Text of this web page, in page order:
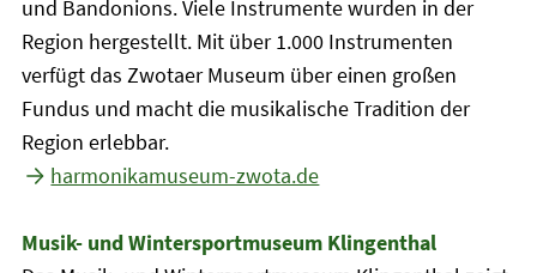
und Bandonions. Viele Instrumente wurden in der
Region hergestellt. Mit über 1.000 Instrumenten
verfügt das Zwotaer Museum über einen großen
Fundus und macht die musikalische Tradition der
Region erlebbar.
harmonikamuseum-zwota.de
Musik- und Wintersportmuseum Klingenthal